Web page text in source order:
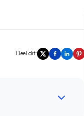
Deel dit: